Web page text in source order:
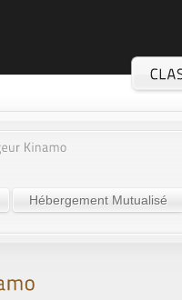
Hébergement Mutualisé